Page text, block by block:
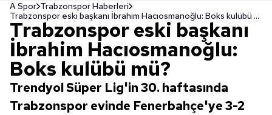
A Spor Trabzonspor Haberleri
Trabzonspor eski başkanı İbrahim Hacıosmanoğlu: Boks kulübü mü?
Trabzonspor eski başkanı
İbrahim Hacıosmanoğlu:
Boks kulübü mü?
Trendyol Süper Lig'in 30. haftasında
Trabzonspor evinde Fenerbahçe'ye 3-2